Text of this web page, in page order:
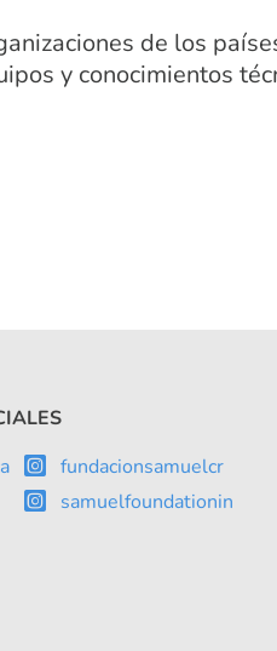
de los
y conocimientos
fundacionsamuelcr
samuelfoundationin